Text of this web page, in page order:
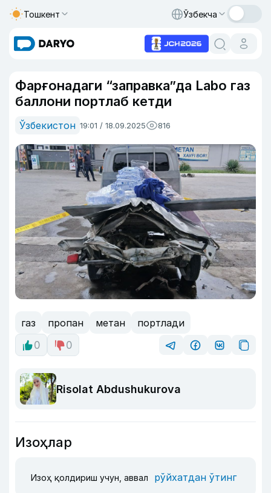
Тошкент Ўзбекча
Фарғонадаги “заправка”да Labo газ
баллони портлаб кетди
Ўзбекистон 19:01 / 18.09.2025 816
газ пропан метан
портлади
0
0
Risolat Abdushukurova
Изоҳлар
Изоҳ қолдириш учун, аввал рўйхатдан ўтинг